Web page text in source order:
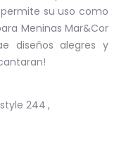
su uso como
Meninas Mar&Cor
diseños alegres y
244 ,